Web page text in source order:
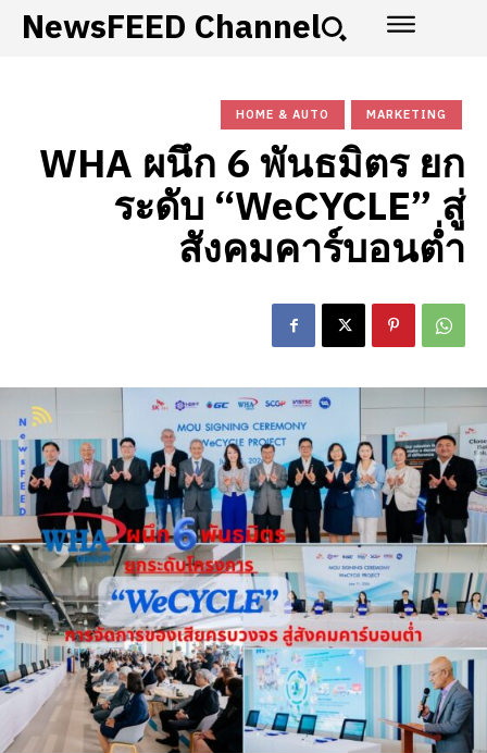
NewsFEED Channel
HOME & AUTO MARKETING
WHA ผนึก 6 พันธมิตร ยก
ระดับ “WeCYCLE” สู่
สังคมคาร์บอนต่ำ